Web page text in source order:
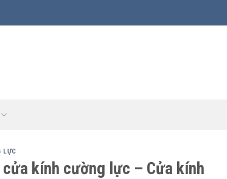
LỰC
kính cường lực – Cửa kính